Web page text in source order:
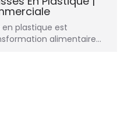
en plastique est
alimentaire…